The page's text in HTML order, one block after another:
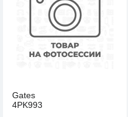
Gates
4PK993